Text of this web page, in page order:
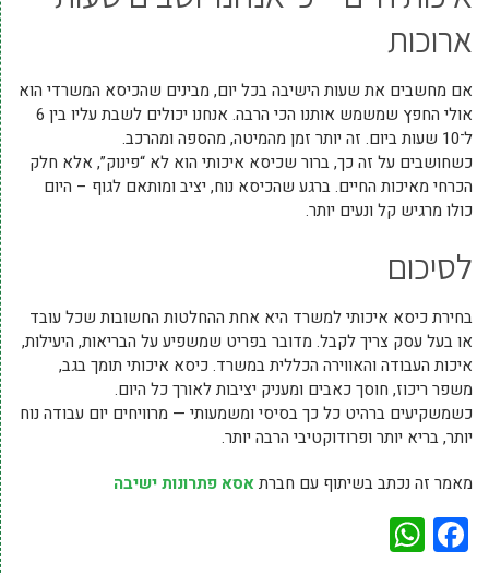
ארוכות
אם מחשבים את שעות הישיבה בכל יום, מבינים שהכיסא המשרדי הוא
אולי החפץ שמשמש אותנו הכי הרבה. אנחנו יכולים לשבת עליו בין 6
ל־10 שעות ביום. זה יותר זמן מהמיטה, מהספה ומהרכב.
כשחושבים על זה כך, ברור שכיסא איכותי הוא לא “פינוק”, אלא חלק
הכרחי מאיכות החיים. ברגע שהכיסא נוח, יציב ומותאם לגוף – היום
כולו מרגיש קל ונעים יותר.
לסיכום
בחירת כיסא איכותי למשרד היא אחת ההחלטות החשובות שכל עובד
או בעל עסק צריך לקבל. מדובר בפריט שמשפיע על הבריאות, היעילות,
איכות העבודה והאווירה הכללית במשרד. כיסא איכותי תומך בגב,
משפר ריכוז, חוסך כאבים ומעניק יציבות לאורך כל היום.
כשמשקיעים ברהיט כל כך בסיסי ומשמעותי — מרוויחים יום עבודה נוח
יותר, בריא יותר ופרודוקטיבי הרבה יותר.
מאמר זה נכתב בשיתוף עם חברתאסא פתרונות ישיבה
Facebook